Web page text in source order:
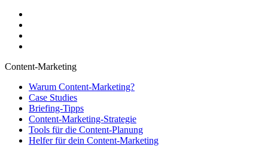
Content-Marketing
Warum Content-Marketing?
Case Studies
Briefing-Tipps
Content-Marketing-Strategie
Tools für die Content-Planung
Helfer für dein Content-Marketing